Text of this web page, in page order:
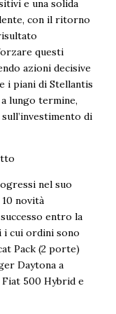
e una solida
con il ritorno
questi
azioni decisive
i piani di Stellantis
lungo termine,
di
nel suo
novità
entro la
cui ordini sono
Pack (2 porte)
Daytona a
500 Hybrid e